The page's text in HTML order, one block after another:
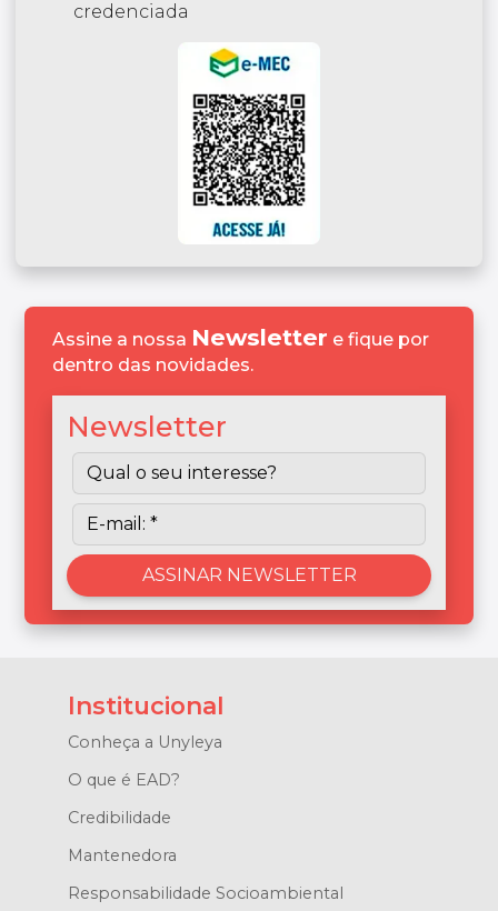
credenciada
Assine a nossa Newsletter e fique por
dentro das novidades.
Newsletter
Institucional
Conheça a Unyleya
O que é EAD?
Credibilidade
Mantenedora
Responsabilidade Socioambiental